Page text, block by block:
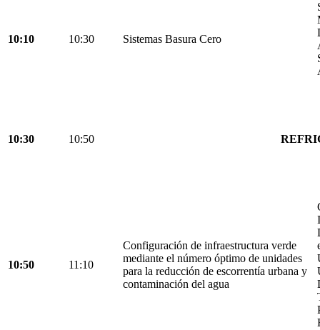
10:10 10:30 Sistemas Basura Cero
10:30 10:50
10:50 11:10
Configuración de infraestructura verde
mediante el número óptimo de unidades
para la reducción de escorrentía urbana y
contaminación del agua